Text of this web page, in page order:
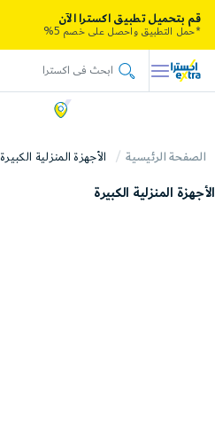
الصفحة الرئيسية الأجهزة المنزلية الكبيرة
الأجهزة المنزلية الكبيرة
قم بتحميل تطبيق اكسترا الآن
*حمل التطبيق واحصل على خصم 5%